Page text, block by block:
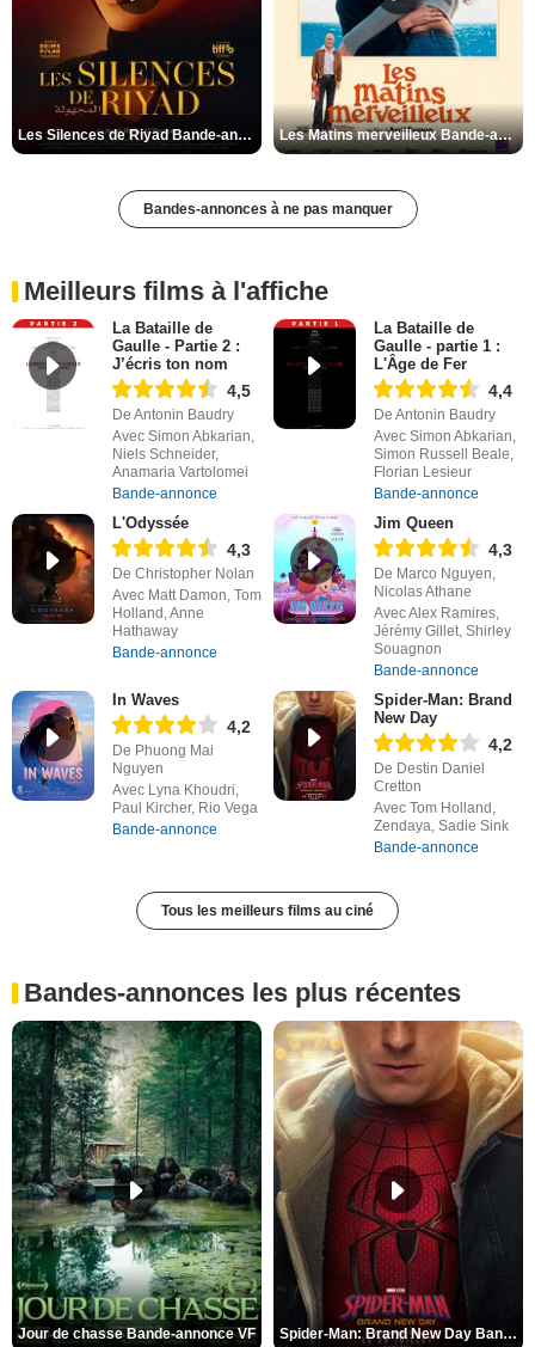
Les Silences de Riyad Bande-annonce VO STFR Les Matins merveilleux Bande-annonce VF
Bandes-annonces à ne pas manquer
Meilleurs films à l'affiche
La Bataille de
Gaulle - Partie 2 :
J’écris ton nom
4,5
De Antonin Baudry
Avec Simon Abkarian,
Niels Schneider,
Anamaria Vartolomei
Bande-annonce
La Bataille de
Gaulle - partie 1 :
L'Âge de Fer
4,4
De Antonin Baudry
Avec Simon Abkarian,
Simon Russell Beale,
Florian Lesieur
Bande-annonce
L'Odyssée
4,3
De Christopher Nolan
Avec Matt Damon, Tom
Holland, Anne
Hathaway
Bande-annonce
Jim Queen
4,3
De Marco Nguyen,
Nicolas Athane
Avec Alex Ramires,
Jérémy Gillet, Shirley
Souagnon
Bande-annonce
In Waves
4,2
De Phuong Mai
Nguyen
Avec Lyna Khoudri,
Paul Kircher, Rio Vega
Bande-annonce
Spider-Man: Brand
New Day
4,2
De Destin Daniel
Cretton
Avec Tom Holland,
Zendaya, Sadie Sink
Bande-annonce
Tous les meilleurs films au ciné
Bandes-annonces les plus récentes
Jour de chasse Bande-annonce VF Spider-Man: Brand New Day Bande-annonce (3) VO STFR